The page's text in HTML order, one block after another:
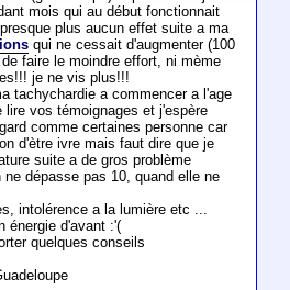
mois qui au début fonctionnait
plus aucun effet suite a ma
qui ne cessait d'augmenter (100
faire le moindre effort, ni mème
je ne vis plus!!!
tachychardie a commencer a l'age
vos témoignages et j'espère
comme certaines personne car
d'ètre ivre mais faut dire que je
suite a de gros problème
dépasse pas 10, quand elle ne
intolérence a la lumière etc ...
énergie d'avant :'(
quelques conseils